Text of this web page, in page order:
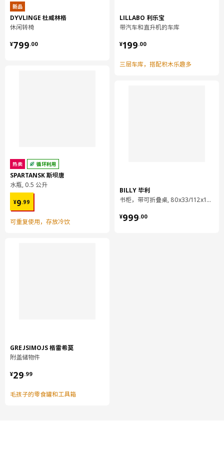
新品
DYVLINGE 杜威林格
休闲转椅
¥799.00
¥ 799.00
热卖 循环利用
SPARTANSK 斯坝唐
水瓶, 0.5 公升
¥9.99
¥ 9.99
可重复使用，存放冷饮
GREJSIMOJS 格雷希莫
附盖储物件
¥29.99
¥ 29.99
毛孩子的零食罐和工具箱
LILLABO 利乐宝
带汽车和直升机的车库
¥199.00
¥ 199.00
三层车库，搭配积木乐趣多
BILLY 毕利
书柜，带可折叠桌, 80x33/112x106 厘米
¥999.00
¥ 999.00